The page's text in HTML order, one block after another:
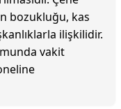
bozukluğu, kas
ilişkilidir.
vakit